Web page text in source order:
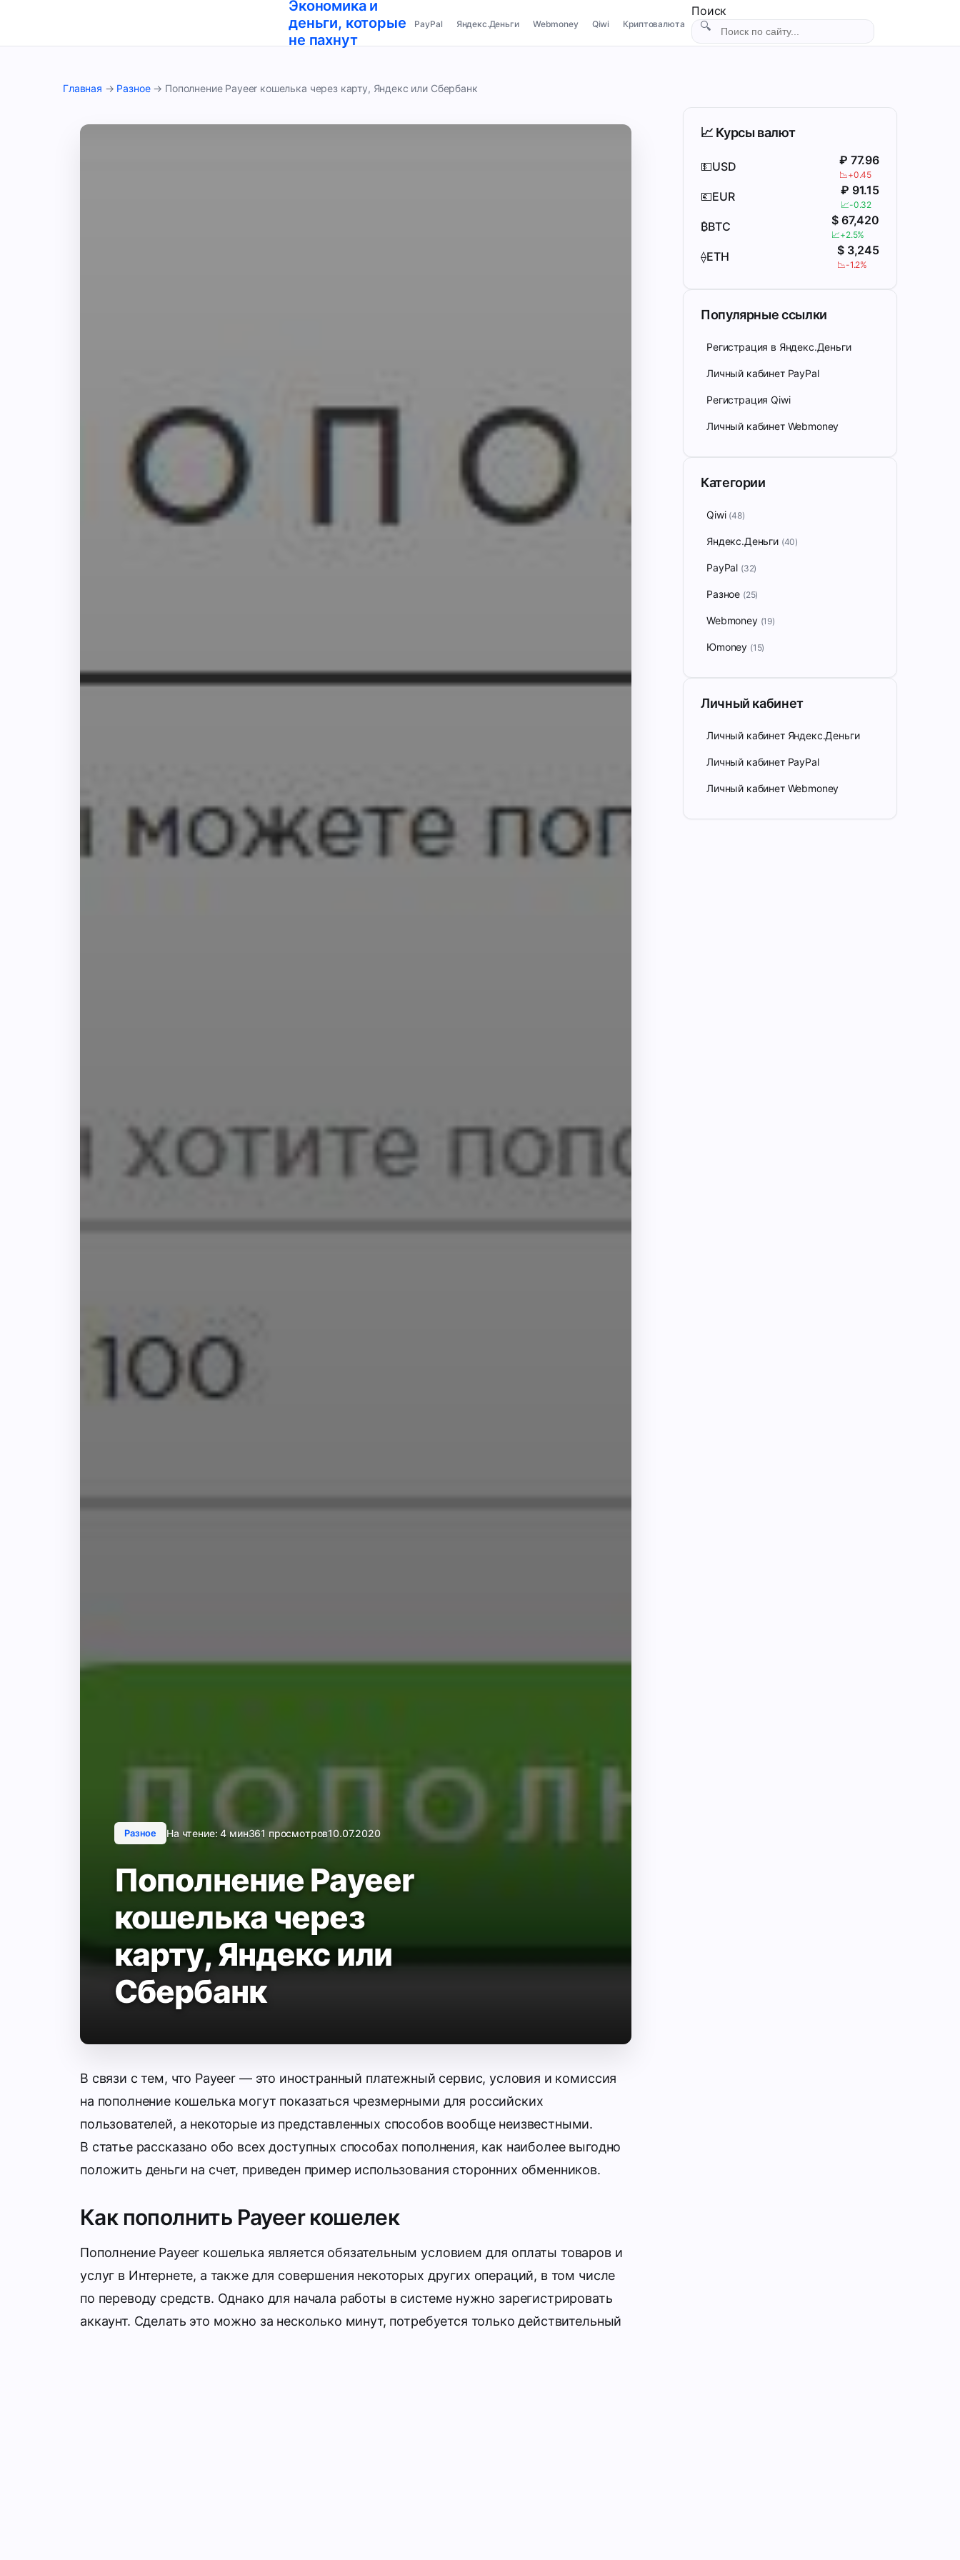
Экономика и
деньги, которые
не пахнут
PayPal Яндекс.Деньги Webmoney Qiwi Криптовалюта
Поиск
🔍
Главная → Разное→ Пополнение Payeer кошелька через карту, Яндекс или Сбербанк
Разное На чтение: 4 мин361 просмотров10.07.2020
Пополнение Payeer
кошелька через
карту, Яндекс или
Сбербанк
В связи с тем, что Payeer — это иностранный платежный сервис, условия и комиссия
на пополнение кошелька могут показаться чрезмерными для российских
пользователей, а некоторые из представленных способов вообще неизвестными.
В статье рассказано обо всех доступных способах пополнения, как наиболее выгодно
положить деньги на счет, приведен пример использования сторонних обменников.
Как пополнить Payeer кошелек
Пополнение Payeer кошелька является обязательным условием для оплаты товаров и
услуг в Интернете, а также для совершения некоторых других операций, в том числе
по переводу средств. Однако для начала работы в системе нужно зарегистрировать
аккаунт. Сделать это можно за несколько минут, потребуется только действительный
📈 Курсы валют
💵USD ₽ 77.96
📉+0.45
💶EUR ₽ 91.15
📈-0.32
₿BTC $ 67,420
📈+2.5%
⟠ETH $ 3,245
📉-1.2%
Популярные ссылки
Регистрация в Яндекс.Деньги
Личный кабинет PayPal
Регистрация Qiwi
Личный кабинет Webmoney
Категории
Qiwi (48)
Яндекс.Деньги (40)
PayPal (32)
Разное (25)
Webmoney (19)
Юmoney (15)
Личный кабинет
Личный кабинет Яндекс.Деньги
Личный кабинет PayPal
Личный кабинет Webmoney